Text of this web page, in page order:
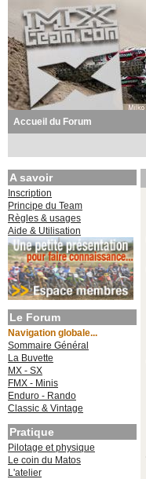
Accueil du Forum
A savoir
Inscription
Principe du Team
Règles & usages
Aide & Utilisation
Le Forum
Navigation globale...
Sommaire Général
La Buvette
MX - SX
FMX - Minis
Enduro - Rando
Classic & Vintage
Pratique
Pilotage et physique
Le coin du Matos
L'atelier